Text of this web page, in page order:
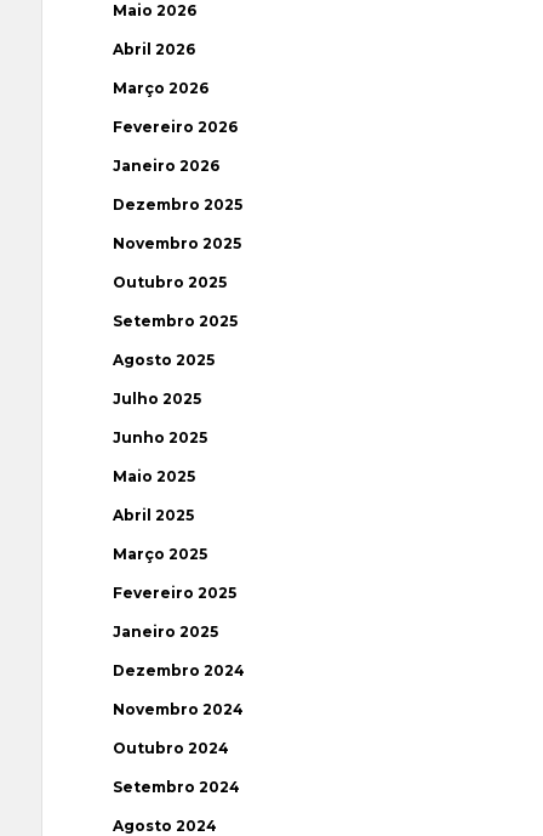
Maio 2026
Abril 2026
Março 2026
Fevereiro 2026
Janeiro 2026
Dezembro 2025
Novembro 2025
Outubro 2025
Setembro 2025
Agosto 2025
Julho 2025
Junho 2025
Maio 2025
Abril 2025
Março 2025
Fevereiro 2025
Janeiro 2025
Dezembro 2024
Novembro 2024
Outubro 2024
Setembro 2024
Agosto 2024